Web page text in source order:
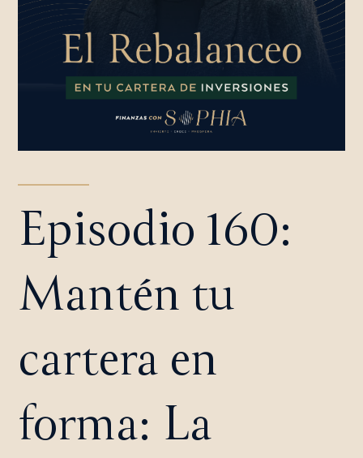
Episodio 160:
Mantén tu
cartera en
forma: La